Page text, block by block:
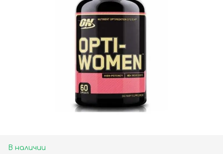
В наличии